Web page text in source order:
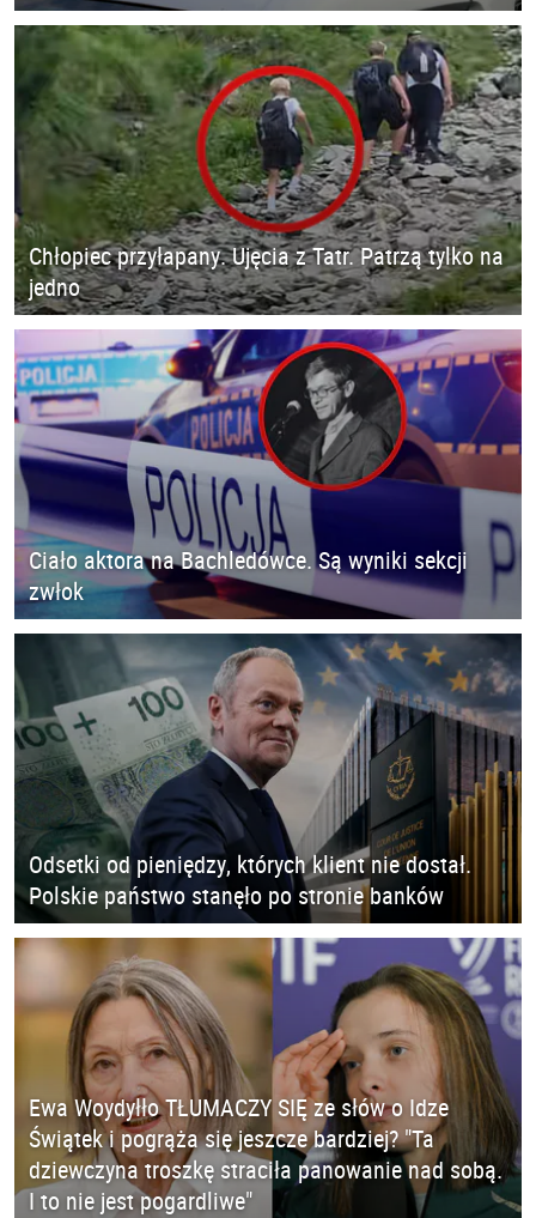
Chłopiec przyłapany. Ujęcia z Tatr. Patrzą tylko na
jedno
Ciało aktora na Bachledówce. Są wyniki sekcji
zwłok
Odsetki od pieniędzy, których klient nie dostał.
Polskie państwo stanęło po stronie banków
Ewa Woydyłło TŁUMACZY SIĘ ze słów o Idze
Świątek i pogrąża się jeszcze bardziej? "Ta
dziewczyna troszkę straciła panowanie nad sobą.
I to nie jest pogardliwe"